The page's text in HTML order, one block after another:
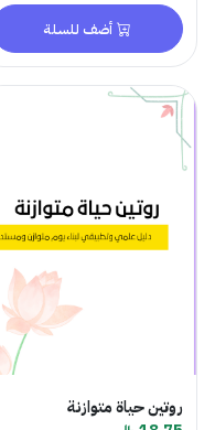
أضف للسلة
روتين حياة متوازنة